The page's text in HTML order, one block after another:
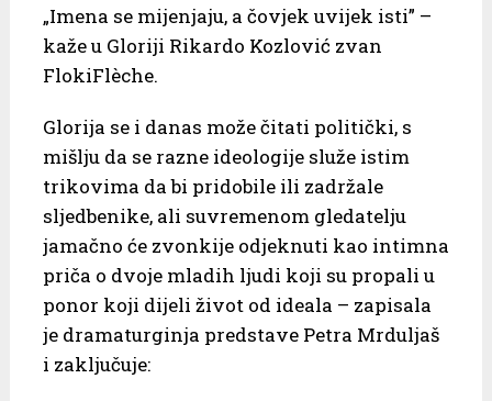
„Imena se mijenjaju, a čovjek uvijek isti” –
kaže u Gloriji Rikardo Kozlović zvan
FlokiFlèche.
Glorija se i danas može čitati politički, s
mišlju da se razne ideologije služe istim
trikovima da bi pridobile ili zadržale
sljedbenike, ali suvremenom gledatelju
jamačno će zvonkije odjeknuti kao intimna
priča o dvoje mladih ljudi koji su propali u
ponor koji dijeli život od ideala – zapisala
je dramaturginja predstave Petra Mrduljaš
i zaključuje: